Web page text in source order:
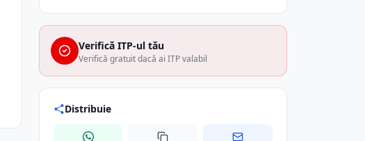
Verifică ITP-ul tău
Verifică gratuit dacă ai ITP valabil
Distribuie